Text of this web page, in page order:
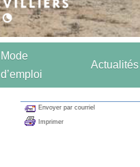
Mode
d’emploi
Actualités
Envoyer par courriel
Imprimer